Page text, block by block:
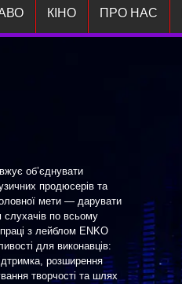
КІНО ПРО НАС
об’єднувати
продюсерів та
мети — дарувати
слухачів по всьому
з лейблом ENKO
для виконавців:
розширення
творчості та шлях